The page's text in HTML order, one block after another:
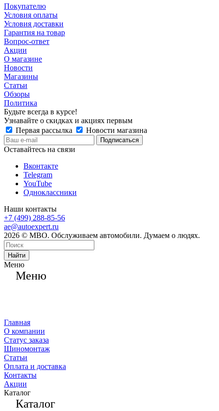
Покупателю
Условия оплаты
Условия доставки
Гарантия на товар
Вопрос-ответ
Акции
О магазине
Новости
Магазины
Статьи
Обзоры
Политика
Будьте всегда в курсе!
Узнавайте о скидках и акциях первым
Первая рассылка
Новости магазина
Оставайтесь на связи
Вконтакте
Telegram
YouTube
Одноклассники
Наши контакты
+7 (499) 288-85-56
ae@autoexpert.ru
2026 © МВО. Обслуживаем автомобили. Думаем о людях.
Найти
Меню
Меню
Главная
О компании
Статус заказа
Шиномонтаж
Статьи
Оплата и доставка
Контакты
Акции
Каталог
Каталог